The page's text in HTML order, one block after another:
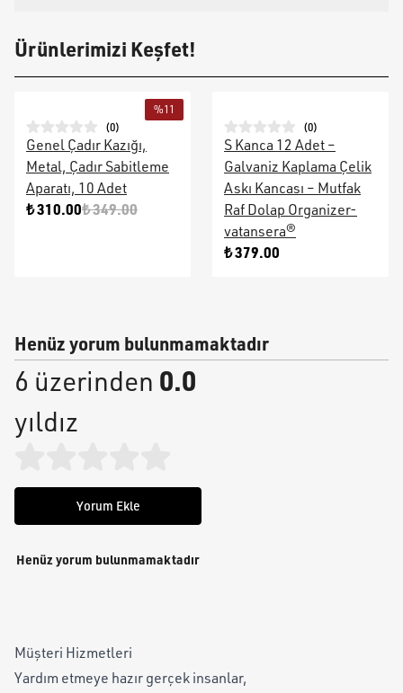
Ürünlerimizi Keşfet!
%11
(0)
Genel Çadır Kazığı,
Metal, Çadır Sabitleme
Aparatı, 10 Adet
₺ 310.00₺ 349.00
(0)
S Kanca 12 Adet –
Galvaniz Kaplama Çelik
Askı Kancası – Mutfak
Raf Dolap Organizer-
vatansera®
₺ 379.00
Henüz yorum bulunmamaktadır
6 üzerinden 0.0
yıldız
Yorum Ekle
Henüz yorum bulunmamaktadır
Müşteri Hizmetleri
Yardım etmeye hazır gerçek insanlar,